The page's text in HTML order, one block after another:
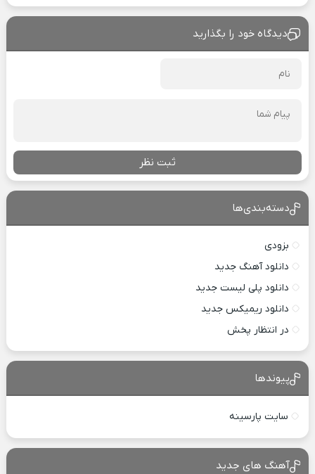
دیدگاه خود را بگذارید
ثبت نظر
دسته‌بندی‌ها
بزودی
دانلود آهنگ جدید
دانلود پلی لیست جدید
دانلود ریمیکس جدید
در انتظار پخش
پیوندها
سایت پارسینه
آهنگ های جدید